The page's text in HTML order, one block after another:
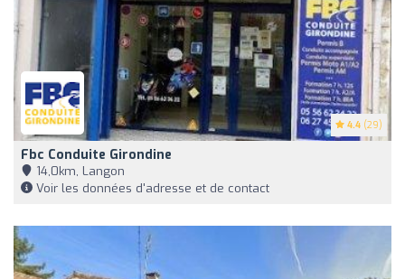
4.4 (29)
Fbc Conduite Girondine
14,0km, Langon
Voir les données d'adresse et de contact